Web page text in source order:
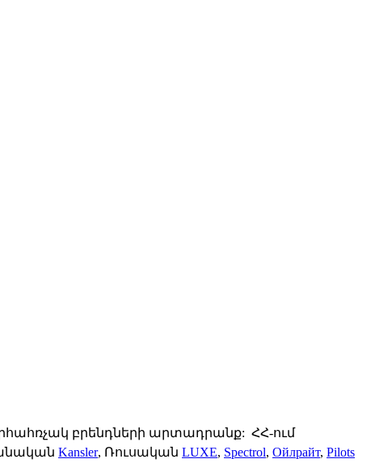
բրենդների արտադրանք: ՀՀ-ում
Kansler, Ռուսական LUXE, Spectrol, Ойлрайт, Pilots